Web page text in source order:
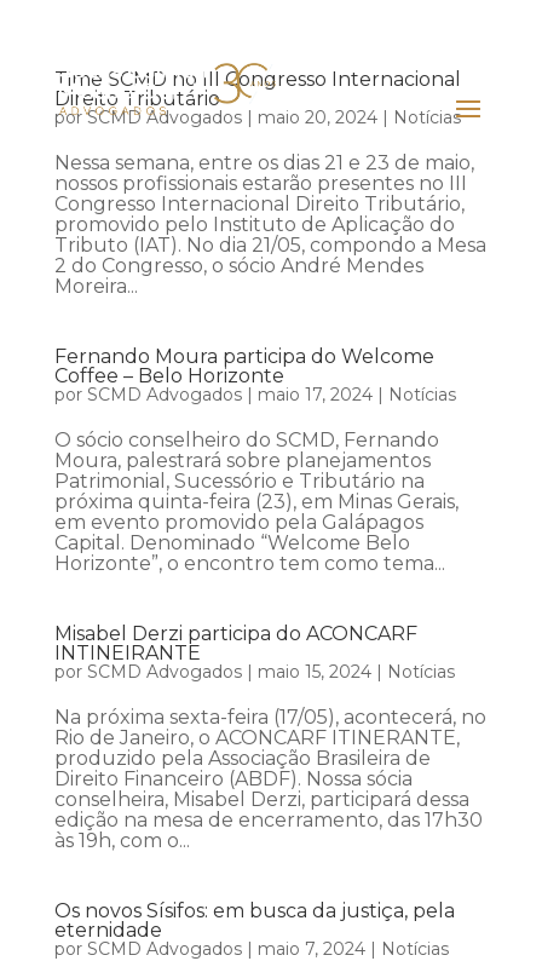
Time SCMD no III Congresso Internacional
Direito Tributário
porSCMD Advogados| maio 20, 2024| Notícias
Nessa semana, entre os dias 21 e 23 de maio,
nossos profissionais estarão presentes no III
Congresso Internacional Direito Tributário,
promovido pelo Instituto de Aplicação do
Tributo (IAT). No dia 21/05, compondo a Mesa
2 do Congresso, o sócio André Mendes
Moreira...
Fernando Moura participa do Welcome
Coffee – Belo Horizonte
por SCMD Advogados| maio 17, 2024| Notícias
O sócio conselheiro do SCMD, Fernando
Moura, palestrará sobre planejamentos
Patrimonial, Sucessório e Tributário na
próxima quinta-feira (23), em Minas Gerais,
em evento promovido pela Galápagos
Capital. Denominado “Welcome Belo
Horizonte”, o encontro tem como tema...
Misabel Derzi participa do ACONCARF
INTINEIRANTE
por SCMD Advogados| maio 15, 2024| Notícias
Na próxima sexta-feira (17/05), acontecerá, no
Rio de Janeiro, o ACONCARF ITINERANTE,
produzido pela Associação Brasileira de
Direito Financeiro (ABDF). Nossa sócia
conselheira, Misabel Derzi, participará dessa
edição na mesa de encerramento, das 17h30
às 19h, com o...
Os novos Sísifos: em busca da justiça, pela
eternidade
por SCMD Advogados| maio 7, 2024| Notícias